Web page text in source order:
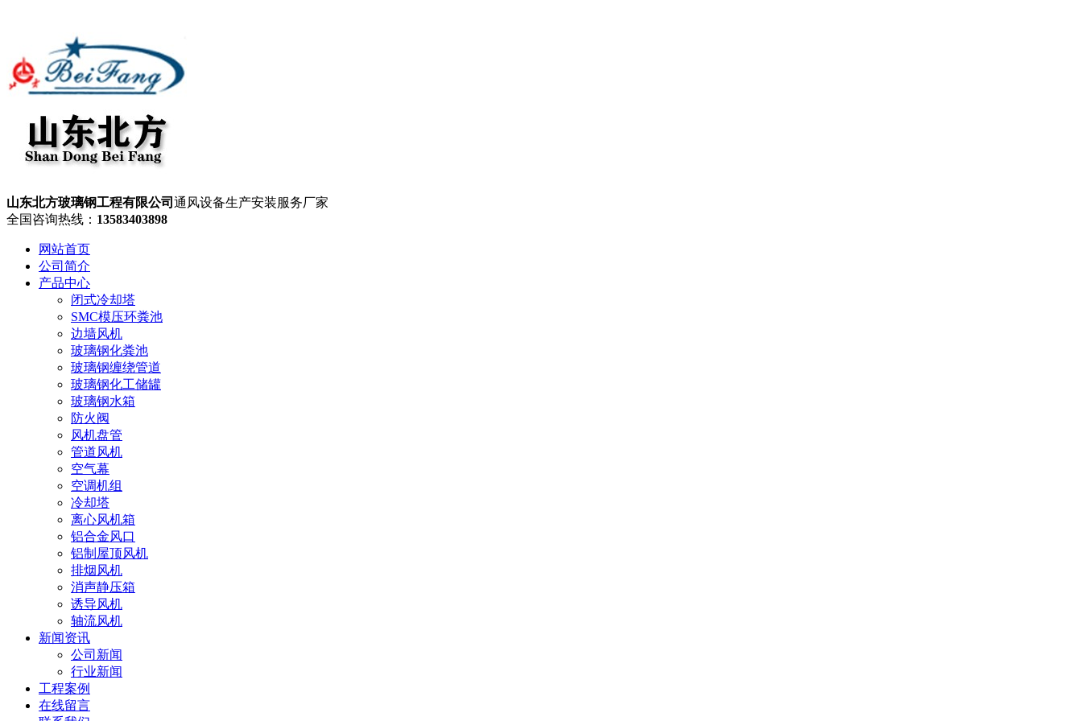
山东北方玻璃钢工程有限公司 通风设备生产安装服务厂家
全国咨询热线： 13583403898
网站首页
公司简介
产品中心
闭式冷却塔
SMC模压环粪池
边墙风机
玻璃钢化粪池
玻璃钢缠绕管道
玻璃钢化工储罐
玻璃钢水箱
防火阀
风机盘管
管道风机
空气幕
空调机组
冷却塔
离心风机箱
铝合金风口
铝制屋顶风机
排烟风机
消声静压箱
诱导风机
轴流风机
新闻资讯
公司新闻
行业新闻
工程案例
在线留言